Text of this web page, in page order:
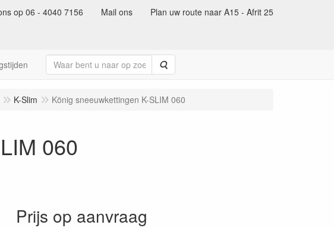
op 06 - 4040 7156 Mail ons Plan uw route naar A15 - Afrit 25
Zoeken
K-Slim König sneeuwkettingen K-SLIM 060
060
Prijs op aanvraag